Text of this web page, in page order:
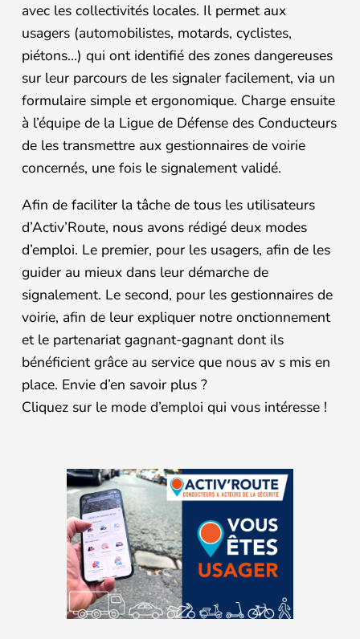
avec les collectivités locales. Il permet aux
usagers (automobilistes, motards, cyclistes,
piétons…) qui ont identifié des zones dangereuses
sur leur parcours de les signaler facilement, via un
formulaire simple et ergonomique. Charge ensuite
à l’équipe de la Ligue de Défense des Conducteurs
de les transmettre aux gestionnaires de voirie
concernés, une fois le signalement validé.
Afin de faciliter la tâche de tous les utilisateurs
d’Activ’Route, nous avons rédigé deux modes
d’emploi. Le premier, pour les usagers, afin de les
guider au mieux dans leur démarche de
signalement. Le second, pour les gestionnaires de
voirie, afin de leur expliquer notre onctionnement
et le partenariat gagnant-gagnant dont ils
bénéficient grâce au service que nous av s mis en
place. Envie d’en savoir plus ?
Cliquez sur le mode d’emploi qui vous intéresse !